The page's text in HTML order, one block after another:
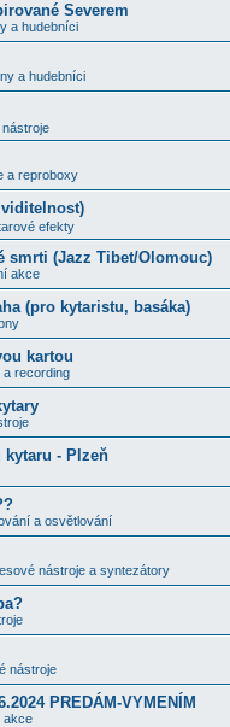
Severem
a hudebníci
a hudebníci
nástroje
a reproboxy
efekty
smrti (Jazz Tibet/Olomouc)
akce
(pro kytaristu, basáka)
kartou
a recording
kytaru - Plzeň
a osvětlování
nástroje a syntezátory
nástroje
PREDÁM-VYMENÍM
akce